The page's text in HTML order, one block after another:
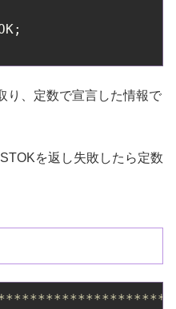
り、定数で宣言した情報で
を返し失敗したら定数